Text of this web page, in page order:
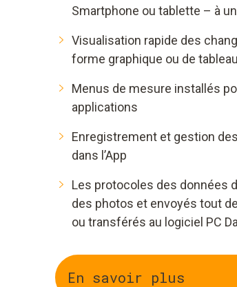
Smartphone ou tablette – à
Visualisation rapide des
forme graphique ou de tableau
Menus de mesure installés
applications
Enregistrement et gestion
dans l’App
Les protocoles des données
des photos et envoyés tout
ou transférés au logiciel PC
En savoir plus